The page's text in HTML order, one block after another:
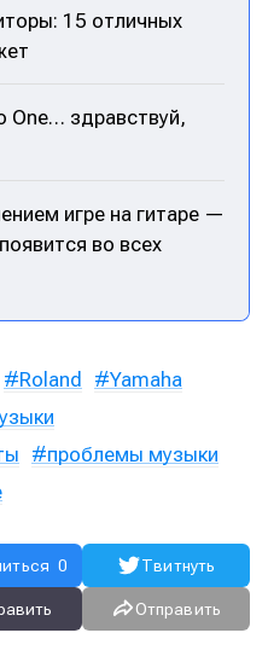
15 отличных
One… здравствуй,
игре на гитаре —
во всех
Roland
Yamaha
проблемы музыки
0 Твитнуть
Отправить